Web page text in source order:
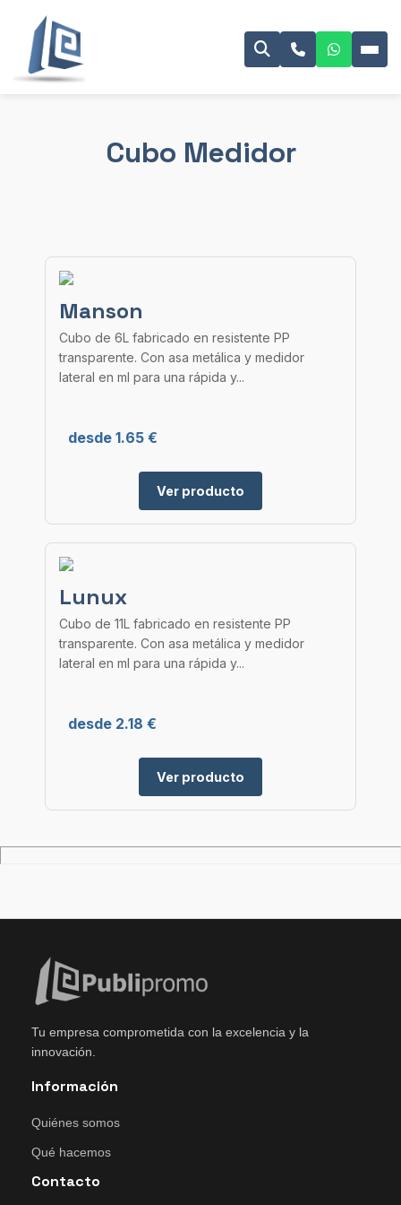
Cubo Medidor
Manson
Cubo de 6L fabricado en resistente PP
transparente. Con asa metálica y medidor
lateral en ml para una rápida y...
desde 1.65 €
Ver producto
Lunux
Cubo de 11L fabricado en resistente PP
transparente. Con asa metálica y medidor
lateral en ml para una rápida y...
desde 2.18 €
Ver producto
Tu empresa comprometida con la excelencia y la
innovación.
Información
Quiénes somos
Qué hacemos
Contacto